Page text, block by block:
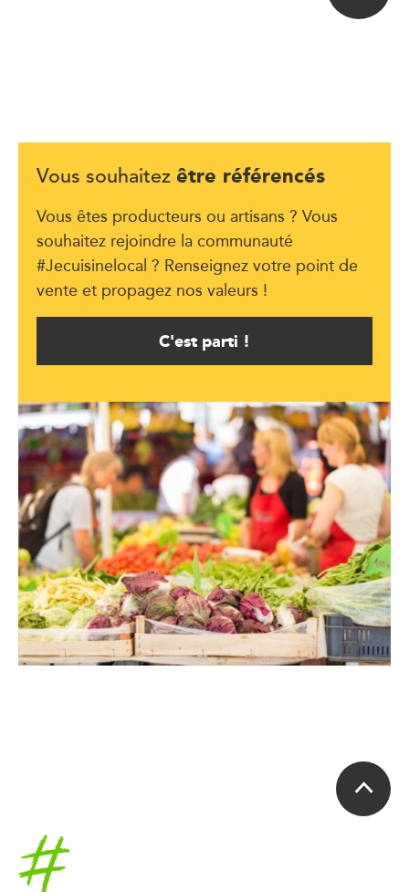
Vous souhaitez être référencés
Vous êtes producteurs ou artisans ? Vous
souhaitez rejoindre la communauté
#Jecuisinelocal ? Renseignez votre point de
vente et propagez nos valeurs !
C'est parti !
Accueil